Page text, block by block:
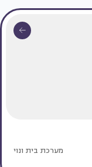
מערכת בית ונוי